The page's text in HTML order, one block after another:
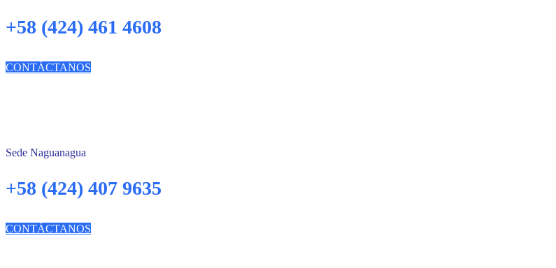
+58 (424) 461 4608
CONTÁCTANOS
Sede Naguanagua
+58 (424) 407 9635
CONTÁCTANOS